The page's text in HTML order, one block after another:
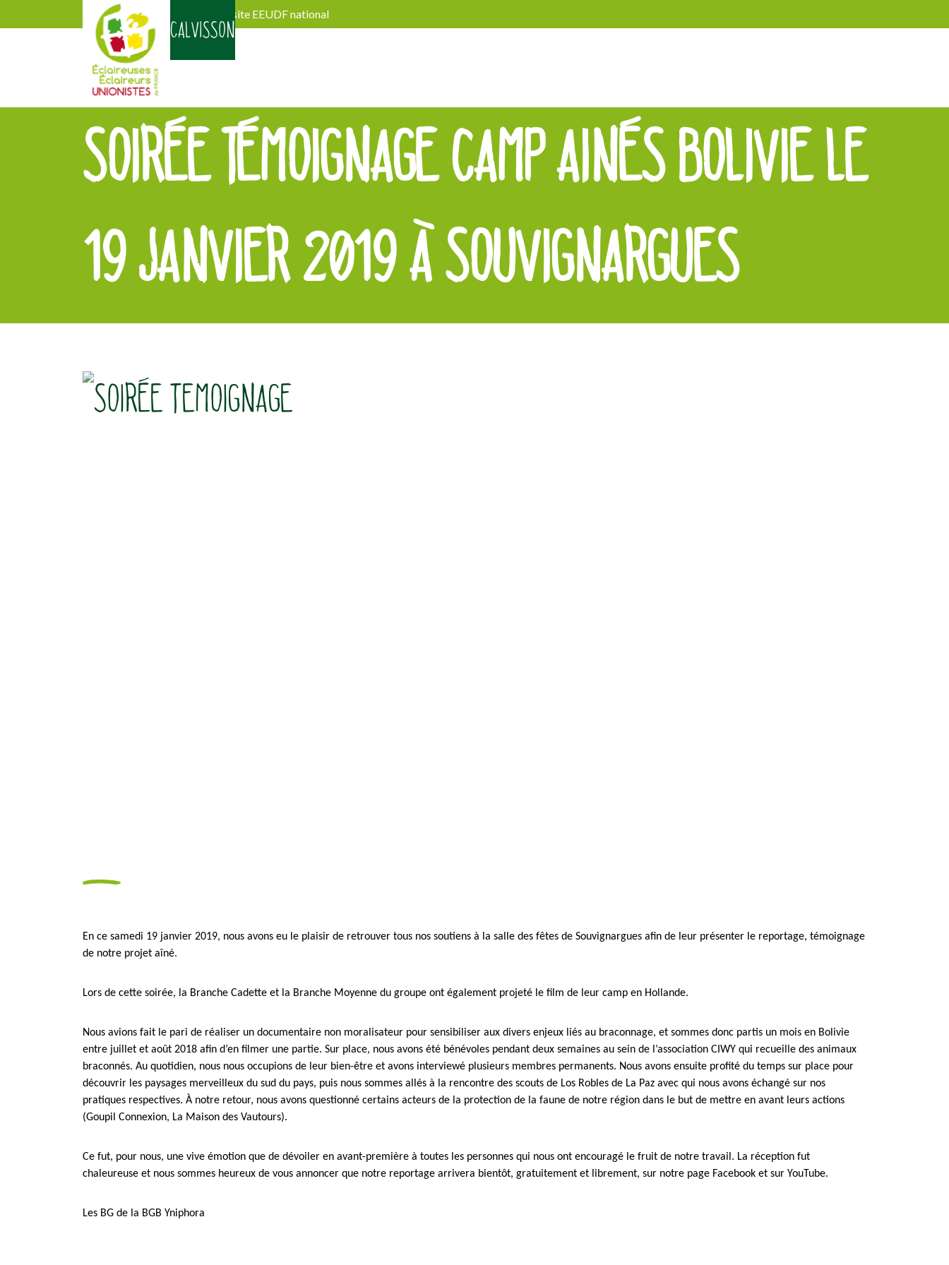
CALVISSON
Découvrir le site EEUDF national
ActivitésActualités
SOIRÉE TÉMOIGNAGE CAMP AINÉS BOLIVIE LE
19 JANVIER 2019 À SOUVIGNARGUES
En ce samedi 19 janvier 2019, nous avons eu le plaisir de retrouver tous nos soutiens à la salle des fêtes de Souvignargues afin de leur présenter le reportage, témoignage
de notre projet aîné.
Lors de cette soirée, la Branche Cadette et la Branche Moyenne du groupe ont également projeté le film de leur camp en Hollande.
Nous avions fait le pari de réaliser un documentaire non moralisateur pour sensibiliser aux divers enjeux liés au braconnage, et sommes donc partis un mois en Bolivie
entre juillet et août 2018 afin d’en filmer une partie. Sur place, nous avons été bénévoles pendant deux semaines au sein de l’association CIWY qui recueille des animaux
braconnés. Au quotidien, nous nous occupions de leur bien-être et avons interviewé plusieurs membres permanents. Nous avons ensuite profité du temps sur place pour
découvrir les paysages merveilleux du sud du pays, puis nous sommes allés à la rencontre des scouts de Los Robles de La Paz avec qui nous avons échangé sur nos
pratiques respectives. À notre retour, nous avons questionné certains acteurs de la protection de la faune de notre région dans le but de mettre en avant leurs actions
(Goupil Connexion, La Maison des Vautours).
Ce fut, pour nous, une vive émotion que de dévoiler en avant-première à toutes les personnes qui nous ont encouragé le fruit de notre travail. La réception fut
chaleureuse et nous sommes heureux de vous annoncer que notre reportage arrivera bientôt, gratuitement et librement, sur notre page Facebook et sur YouTube.
Les BG de la BGB Yniphora